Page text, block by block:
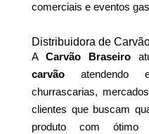
comerciais e eventos
Distribuidora de
ACarvão Braseiro
carvãoatendendo
churrascarias,
clientes que buscam
produto com ótimo